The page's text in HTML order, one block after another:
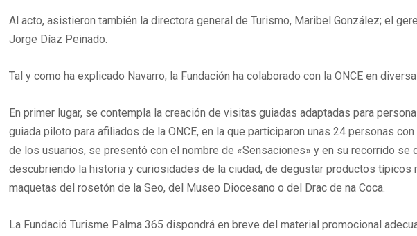
Al acto, asistieron también la directora general de Turismo, Maribel González; el
Jorge Díaz Peinado.
Tal y como ha explicado Navarro, la Fundación ha colaborado con la ONCE en
En primer lugar, se contempla la creación de visitas guiadas adaptadas para
guiada piloto para afiliados de la ONCE, en la que participaron unas 24 personas
de los usuarios, se presentó con el nombre de «Sensaciones» y en su recorrido
descubriendo la historia y curiosidades de la ciudad, de degustar productos
maquetas del rosetón de la Seo, del Museo Diocesano o del Drac de na Coca.
La Fundació Turisme Palma 365 dispondrá en breve del material promocional